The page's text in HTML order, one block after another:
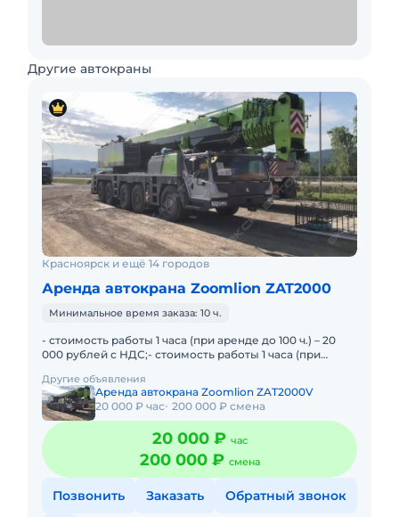
Другие автокраны
Красноярск и ещё 14 городов
Аренда автокрана Zoomlion ZAT2000
Минимальное время заказа: 10 ч.
- стоимость работы 1 часа (при аренде до 100 ч.) – 20
000 рублей с НДС;- стоимость работы 1 часа (при
Другие объявления
Аренда автокрана Zoomlion ZAT2000V
20 000 ₽ час 200 000 ₽ смена
20 000 ₽ час
200 000 ₽ смена
Позвонить Заказать Обратный звонок